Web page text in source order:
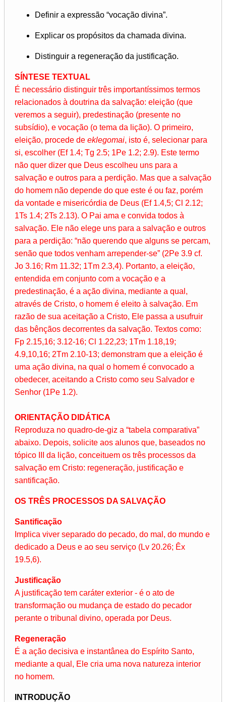
Definir a expressão “vocação divina”.
Explicar os propósitos da chamada divina.
Distinguir a regeneração da justificação.
SÍNTESE TEXTUAL
É necessário distinguir três importantíssimos termos
relacionados à doutrina da salvação: eleição (que
veremos a seguir), predestinação (presente no
subsídio), e vocação (o tema da lição). O primeiro,
eleição, procede de eklegomai, isto é, selecionar para
si, escolher (Ef 1.4; Tg 2.5; 1Pe 1.2; 2.9). Este termo
não quer dizer que Deus escolheu uns para a
salvação e outros para a perdição. Mas que a salvação
do homem não depende do que este é ou faz, porém
da vontade e misericórdia de Deus (Ef 1.4,5; Cl 2.12;
1Ts 1.4; 2Ts 2.13). O Pai ama e convida todos à
salvação. Ele não elege uns para a salvação e outros
para a perdição: “não querendo que alguns se percam,
senão que todos venham arrepender-se” (2Pe 3.9 cf.
Jo 3.16; Rm 11.32; 1Tm 2.3,4). Portanto, a eleição,
entendida em conjunto com a vocação e a
predestinação, é a ação divina, mediante a qual,
através de Cristo, o homem é eleito à salvação. Em
razão de sua aceitação a Cristo, Ele passa a usufruir
das bênçãos decorrentes da salvação. Textos como:
Fp 2.15,16; 3.12-16; Cl 1.22,23; 1Tm 1.18,19;
4.9,10,16; 2Tm 2.10-13; demonstram que a eleição é
uma ação divina, na qual o homem é convocado a
obedecer, aceitando a Cristo como seu Salvador e
Senhor (1Pe 1.2).
ORIENTAÇÃO DIDÁTICA
Reproduza no quadro-de-giz a “tabela comparativa”
abaixo. Depois, solicite aos alunos que, baseados no
tópico III da lição, conceituem os três processos da
salvação em Cristo: regeneração, justificação e
santificação.
OS TRÊS PROCESSOS DA SALVAÇÃO
Santificação
Implica viver separado do pecado, do mal, do mundo e
dedicado a Deus e ao seu serviço (Lv 20.26; Êx
19.5,6).
Justificação
A justificação tem caráter exterior - é o ato de
transformação ou mudança de estado do pecador
perante o tribunal divino, operada por Deus.
Regeneração
É a ação decisiva e instantânea do Espírito Santo,
mediante a qual, Ele cria uma nova natureza interior
no homem.
INTRODUÇÃO